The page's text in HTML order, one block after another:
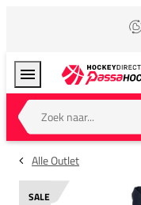
Zoek naar...
Alle Outlet
SALE